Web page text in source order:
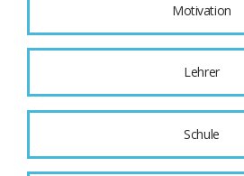
Motivation
Lehrer
Schule